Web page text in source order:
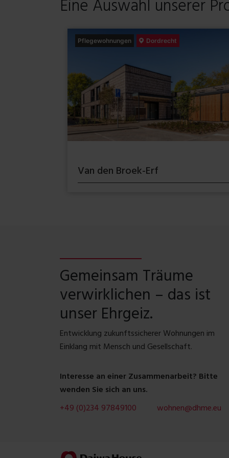
Eine Auswahl unserer
Pflegewohnungen Dordrecht
Van den Broek-Erf
Gemeinsam Träume
verwirklichen – das ist
unser Ehrgeiz.
Entwicklung zukunftssicherer Wohnungen im
Einklang mit Mensch und Gesellschaft.
Interesse an einer Zusammenarbeit? Bitte
wenden Sie sich an uns.
+49 (0)234 97849100
wohnen@dhme.eu